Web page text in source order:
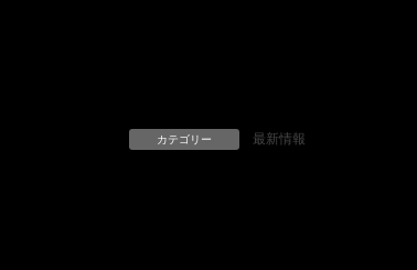
カテゴリー 最新情報